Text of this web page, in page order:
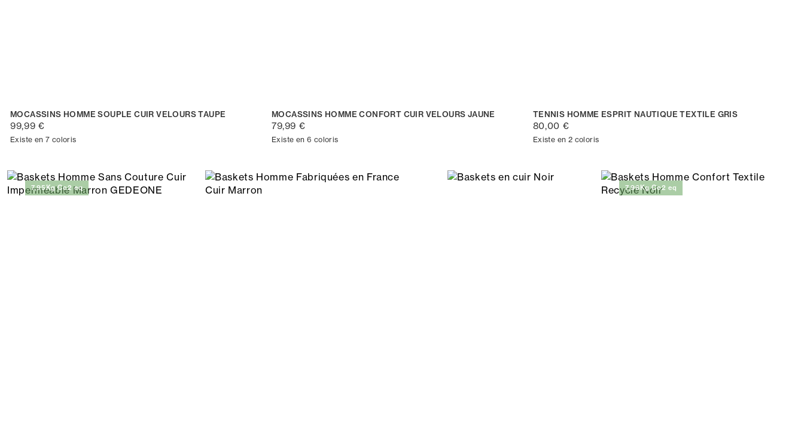
MOCASSINS HOMME SOUPLE CUIR VELOURS TAUPE
99,99 €
Existe en 7 coloris
MOCASSINS HOMME CONFORT CUIR VELOURS JAUNE
79,99 €
Existe en 6 coloris
TENNIS HOMME ESPRIT NAUTIQUE TEXTILE GRIS
80,00 €
Existe en 2 coloris
7,95Kg Co2 eq 7,96Kg Co2 eq